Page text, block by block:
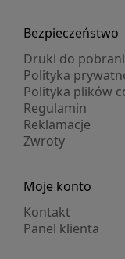
Bezpieczeństwo
Druki do
Polityka
Polityka plików
Regulamin
Reklamacje
Zwroty
Moje konto
Kontakt
Panel klienta